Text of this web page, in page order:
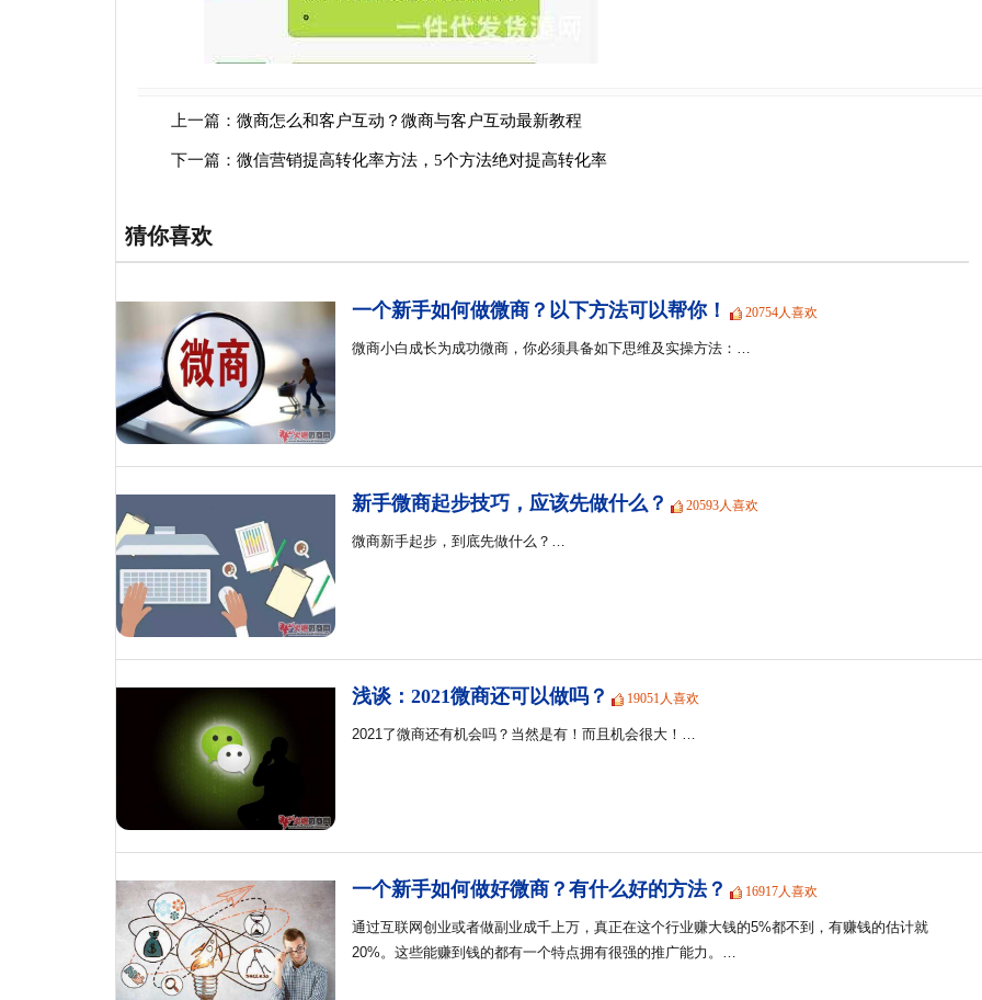
上一篇： 微商怎么和客户互动？微商与客户互动最新教程
下一篇： 微信营销提高转化率方法，5个方法绝对提高转化率
猜你喜欢
一个新手如何做微商？以下方法可以帮你！ 20754人喜欢
微商小白成长为成功微商，你必须具备如下思维及实操方法：…
新手微商起步技巧，应该先做什么？ 20593人喜欢
微商新手起步，到底先做什么？…
浅谈：2021微商还可以做吗？ 19051人喜欢
2021了微商还有机会吗？当然是有！而且机会很大！…
一个新手如何做好微商？有什么好的方法？ 16917人喜欢
通过互联网创业或者做副业成千上万，真正在这个行业赚大钱的5%都不到，有赚钱的估计就
20%。这些能赚到钱的都有一个特点拥有很强的推广能力。…